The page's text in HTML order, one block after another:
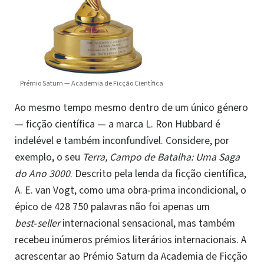
Prémio Saturn — Academia de Ficção Científica
Ao mesmo tempo mesmo dentro de um único género
— ficção científica — a marca L. Ron Hubbard é
indelével e também inconfundível. Considere, por
exemplo, o seu Terra, Campo de Batalha: Uma Saga
do Ano 3000. Descrito pela lenda da ficção científica,
A. E. van Vogt, como uma obra‑prima incondicional, o
épico de 428 750 palavras não foi apenas um
best‑sellerinternacional sensacional, mas também
recebeu inúmeros prémios literários internacionais. A
acrescentar ao Prémio Saturn da Academia de Ficção